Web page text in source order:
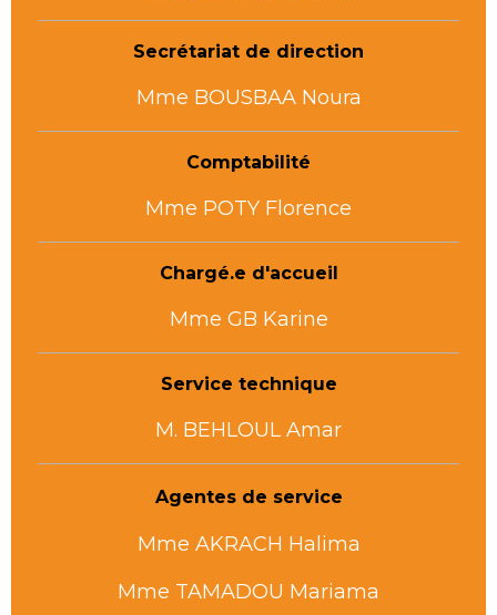
Secrétariat de direction
Mme BOUSBAA Noura
Comptabilité
Mme POTY Florence
Chargé.e d'accueil
Mme GB Karine
Service technique
M. BEHLOUL Amar
Agentes de service
Mme AKRACH Halima
Mme TAMADOU Mariama